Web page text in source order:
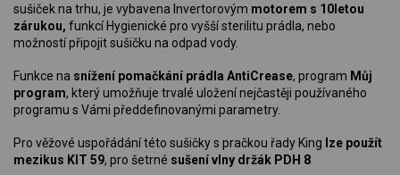
sušiček na trhu, je vybavena Invertorovým motorem s 10letou
zárukou, funkcí Hygienické pro vyšší sterilitu prádla, nebo
možností připojit sušičku na odpad vody.
Funkce na snížení pomačkání prádla AntiCrease, program Můj
program, který umožňuje trvalé uložení nejčastěji používaného
programu s Vámi předdefinovanými parametry.
Pro věžové uspořádání této sušičky s pračkou řady King lze použít
mezikus KIT 59, pro šetrné sušení vlny držák PDH 8